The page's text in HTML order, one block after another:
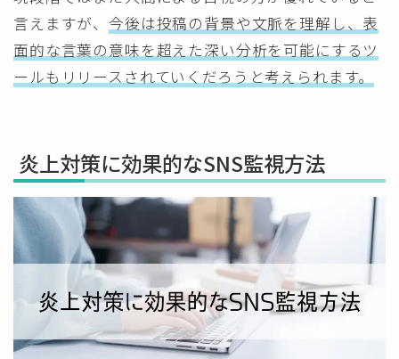
言えますが、今後は投稿の背景や文脈を理解し、表
面的な言葉の意味を超えた深い分析を可能にするツ
ールもリリースされていくだろうと考えられます。
炎上対策に効果的なSNS監視方法